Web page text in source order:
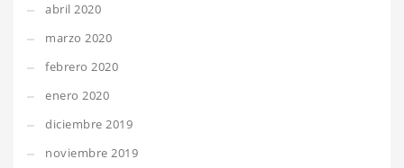
abril 2020
marzo 2020
febrero 2020
enero 2020
diciembre 2019
noviembre 2019